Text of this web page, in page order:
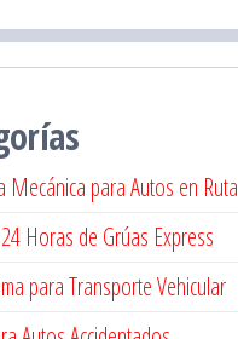
Mecánica para Autos en Ruta
Horas de Grúas Express
para Transporte Vehicular